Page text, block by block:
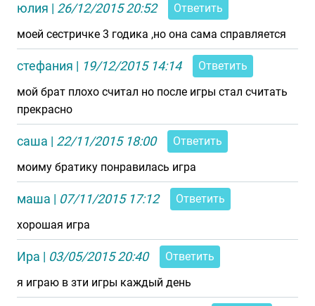
юлия | 26/12/2015 20:52
Ответить
моей сестричке 3 годика ,но она сама справляется
стефания | 19/12/2015 14:14
Ответить
мой брат плохо считал но после игры стал считать
прекрасно
саша | 22/11/2015 18:00
Ответить
моиму братику понравилась игра
маша | 07/11/2015 17:12
Ответить
хорошая игра
Ира | 03/05/2015 20:40
Ответить
я играю в зти игры каждый день